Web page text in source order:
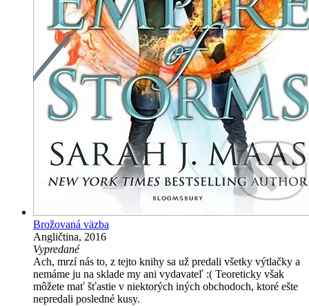
Brožovaná väzba
Angličtina, 2016
Vypredané
Ach, mrzí nás to, z tejto knihy sa už predali všetky výtlačky a
nemáme ju na sklade my ani vydavateľ :( Teoreticky však
môžete mať šťastie v niektorých iných obchodoch, ktoré ešte
nepredali posledné kusy.